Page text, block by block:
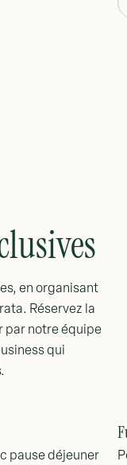
en organisant
Réservez la
par notre équipe
qui
pause déjeuner